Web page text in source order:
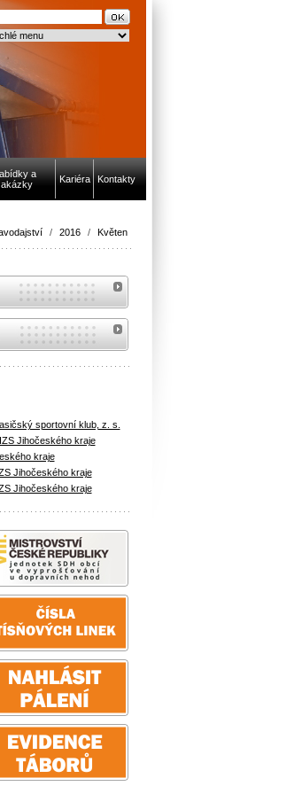
a
Kariéra Kontakty
/ 2016 / Květen
ČR
sportovní klub, z. s.
Jihočeského kraje
kraje
Jihočeského kraje
Jihočeského kraje